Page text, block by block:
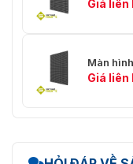
Giá liên
Màn
Giá liên